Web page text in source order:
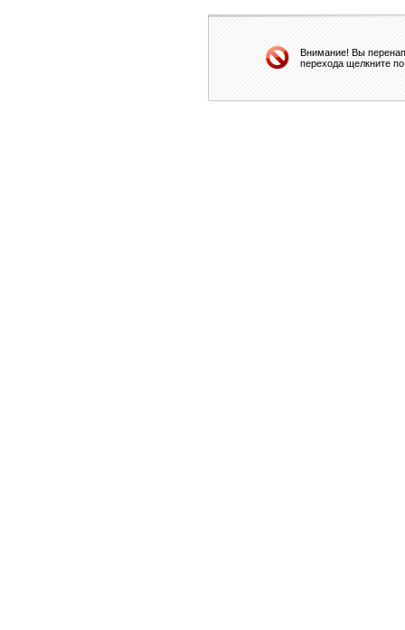
Внимание! Вы
перехода щелкните